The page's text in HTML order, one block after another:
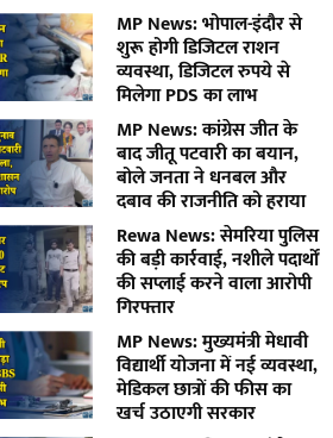
MP News: भोपाल-इंदौर से
शुरू होगी डिजिटल राशन
व्यवस्था, डिजिटल रुपये से
मिलेगा PDS का लाभ
MP News: कांग्रेस जीत के
बाद जीतू पटवारी का बयान,
बोले जनता ने धनबल और
दबाव की राजनीति को हराया
Rewa News: सेमरिया पुलिस
की बड़ी कार्रवाई, नशीले पदार्थों
की सप्लाई करने वाला आरोपी
गिरफ्तार
MP News: मुख्यमंत्री मेधावी
विद्यार्थी योजना में नई व्यवस्था,
मेडिकल छात्रों की फीस का
खर्च उठाएगी सरकार